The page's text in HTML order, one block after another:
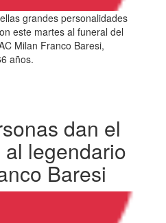
grandes personalidades
este martes al funeral del
Milan Franco Baresi,
años.
dan el
legendario
Baresi